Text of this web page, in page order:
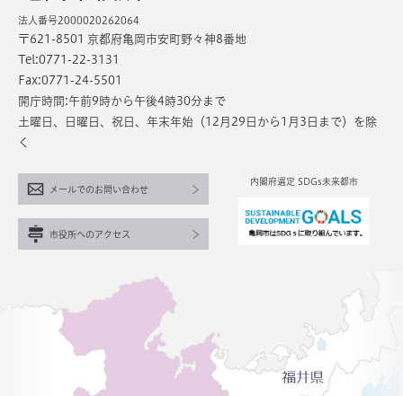
法人番号2000020262064
〒621-8501 京都府亀岡市安町野々神8番地
Tel:0771-22-3131
Fax:0771-24-5501
開庁時間:午前9時から午後4時30分まで
土曜日、日曜日、祝日、年末年始（12月29日から1月3日まで）を除
く
内閣府選定 SDGs未来都市
メールでのお問い合わせ
市役所へのアクセス